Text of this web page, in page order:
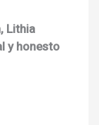
Lithia
y honesto